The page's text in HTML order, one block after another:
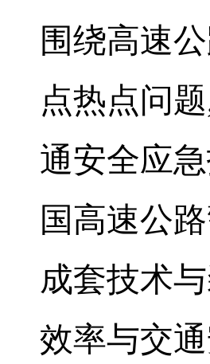
围绕高速
点热点问题
通安全应
国高速公
成套技术
效率与交